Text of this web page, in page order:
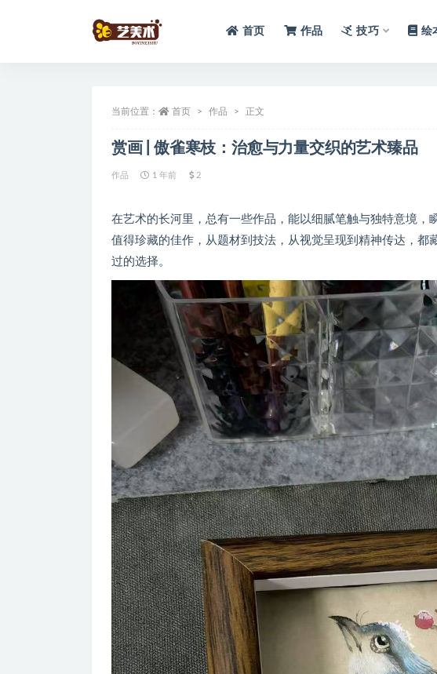
首页 作品 技巧 绘
当前位置： 首页 作品 正文
赏画 | 傲雀寒枝：治愈与力量交织的艺术臻品
作品 1 年前 2
在艺术的长河里，总有一些作品，能以细腻笔触与独特意境
值得珍藏的佳作，从题材到技法，从视觉呈现到精神传达，
过的选择。